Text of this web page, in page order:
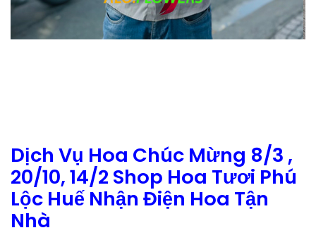
Dịch Vụ Hoa Chúc Mừng 8/3 ,
20/10, 14/2 Shop Hoa Tươi Phú
Lộc Huế Nhận Điện Hoa Tận
Nhà